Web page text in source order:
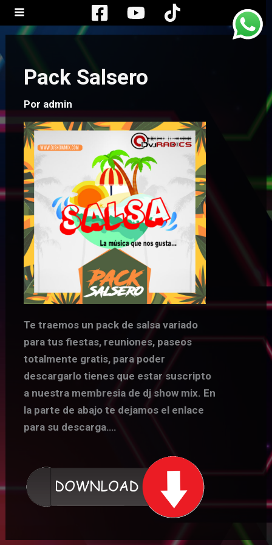
contenido
Pack Salsero
Por admin
Te traemos un pack de salsa variado
para tus fiestas, reuniones, paseos
totalmente gratis, para poder
descargarlo tienes que estar suscripto
a nuestra membresia de dj show mix. En
la parte de abajo te dejamos el enlace
para su descarga….